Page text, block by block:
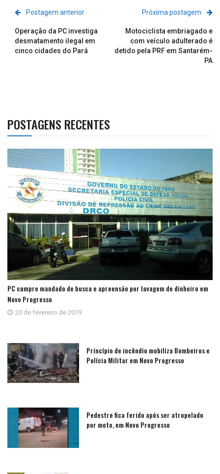
Postagem anterior
Operação da PC investiga
desmatamento ilegal em
cinco cidades do Pará
Próxima postagem
Motociclista embriagado e
com veículo adulterado é
detido pela PRF em Santarém-
PA
POSTAGENS RECENTES
PC cumpre mandado de busca e apreensão por lavagem de dinheiro em
Novo Progresso
20 de fevereiro de 2019
Princípio de incêndio mobiliza Bombeiros e
Polícia Militar em Novo Progresso
Pedestre fica ferido após ser atropelado
por moto, em Novo Progresso